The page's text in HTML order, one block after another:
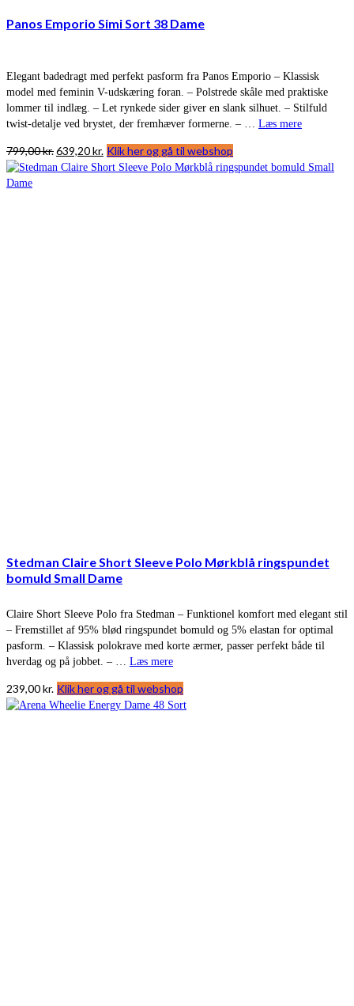
Panos Emporio Simi Sort 38 Dame
Elegant badedragt med perfekt pasform fra Panos Emporio – Klassisk
model med feminin V-udskæring foran. – Polstrede skåle med praktiske
lommer til indlæg. – Let rynkede sider giver en slank silhuet. – Stilfuld
twist-detalje ved brystet, der fremhæver formerne. – … Læs mere
799,00kr.Den
oprindelige
639,20kr. Den
aktuelle
Klik her og gå til webshop
Stedman Claire Short Sleeve Polo Mørkblå ringspundet
bomuld Small Dame
Claire Short Sleeve Polo fra Stedman – Funktionel komfort med elegant stil
– Fremstillet af 95% blød ringspundet bomuld og 5% elastan for optimal
pasform. – Klassisk polokrave med korte ærmer, passer perfekt både til
hverdag og på jobbet. – … Læs mere
239,00kr. Klik her og gå til webshop